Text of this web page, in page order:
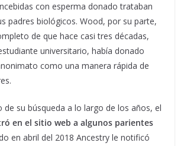
con esperma donado trataban
padres biológicos. Wood, por su parte,
de que hace casi tres décadas,
universitario, había donado
como una manera rápida de
de su búsqueda a lo largo de los años, el
en el sitio web a algunos parientes
en abril del 2018 Ancestry le notificó